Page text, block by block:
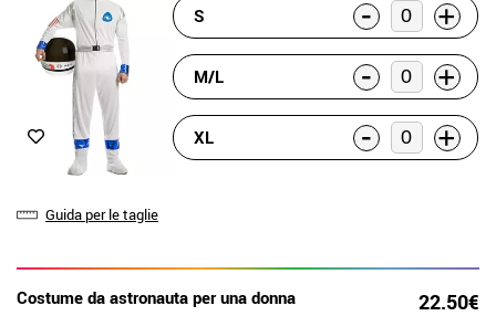
Guida per le taglie
S - +
M/L - +
XL - +
Costume da astronauta per una donna 22.50€